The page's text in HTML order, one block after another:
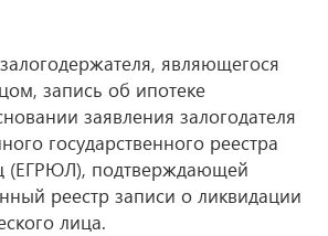
являющегося
запись об ипотеке
заявления залогодателя
государственного реестра
(ЕГРЮЛ), подтверждающей
реестр записи о ликвидации
лица.